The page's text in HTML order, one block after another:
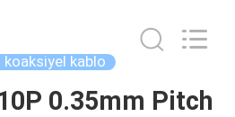
koaksiyel kablo
0.35mm Pitch